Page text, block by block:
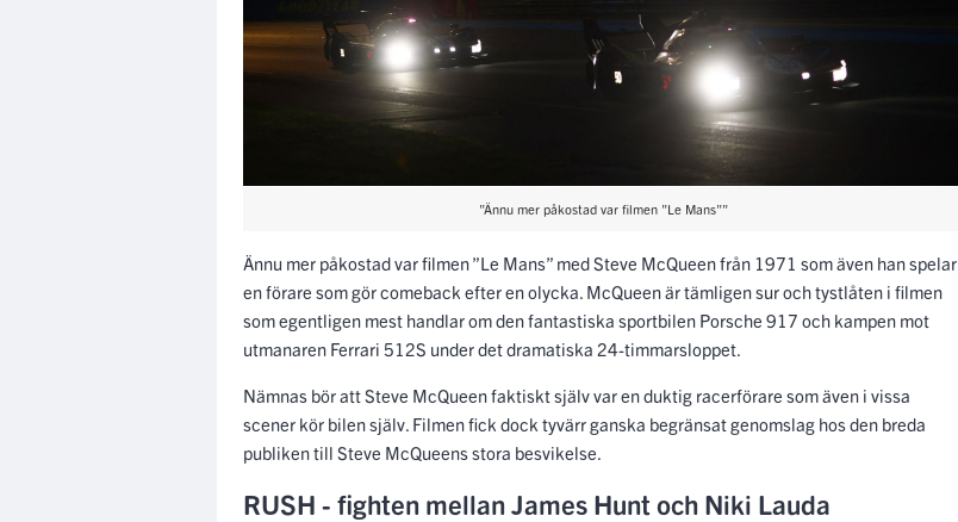
”Ännu mer påkostad var filmen ”Le Mans””
Ännu mer påkostad var filmen ”Le Mans” med Steve McQueen från 1971 som även han spelar
en förare som gör comeback efter en olycka. McQueen är tämligen sur och tystlåten i filmen
som egentligen mest handlar om den fantastiska sportbilen Porsche 917 och kampen mot
utmanaren Ferrari 512S under det dramatiska 24-timmarsloppet.
Nämnas bör att Steve McQueen faktiskt själv var en duktig racerförare som även i vissa
scener kör bilen själv. Filmen fick dock tyvärr ganska begränsat genomslag hos den breda
publiken till Steve McQueens stora besvikelse.
RUSH - fighten mellan James Hunt och Niki Lauda